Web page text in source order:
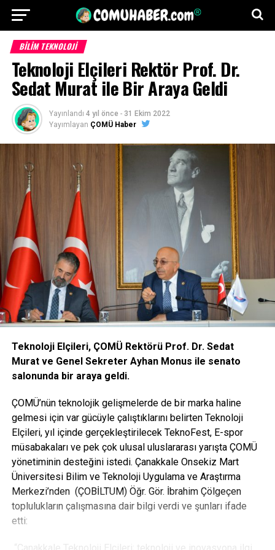
BILIM TEKNOLOJI
Teknoloji Elçileri Rektör Prof. Dr.
Sedat Murat ile Bir Araya Geldi
Yayınlandı 4 yıl önce - 31 Ekim 2022
Yayımlayan ÇOMÜ Haber
Teknoloji Elçileri, ÇOMÜ Rektörü Prof. Dr. Sedat
Murat ve Genel Sekreter Ayhan Monus ile senato
salonunda bir araya geldi.
ÇOMÜ’nün teknolojik gelişmelerde de bir marka haline
gelmesi için var gücüyle çalıştıklarını belirten Teknoloji
Elçileri, yıl içinde gerçekleştirilecek TeknoFest, E-spor
müsabakaları ve pek çok ulusal uluslararası yarışta ÇOMÜ
yönetiminin desteğini istedi. Çanakkale Onsekiz Mart
Üniversitesi Bilim ve Teknoloji Uygulama ve Araştırma
Merkezi’nden (ÇOBİLTUM) Öğr. Gör. İbrahim Çölgeçen
toplulukların çalışmasına dair bilgi verdi ve şunları ifade
etti: